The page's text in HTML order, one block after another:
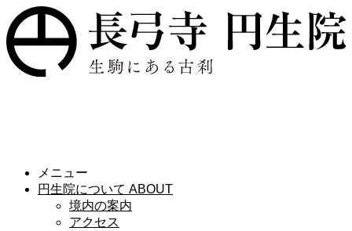
メニュー
円生院について ABOUT
境内の案内
アクセス